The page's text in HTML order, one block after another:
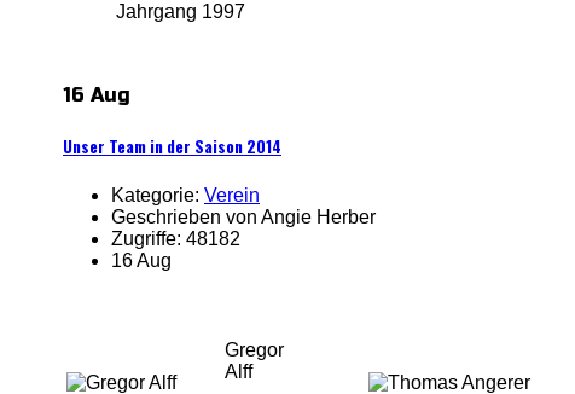
Jahrgang 1997
16 Aug
Unser Team in der Saison 2014
Kategorie: Verein
Geschrieben von Angie Herber
Zugriffe: 48182
16 Aug
Gregor
Alff